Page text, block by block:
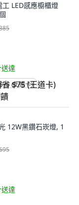
工 LED感應櫥櫃燈
達
(王道卡)
12W黑鑽石崁燈, 1
達